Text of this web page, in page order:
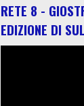
RETE 8 -
EDIZIONE DI